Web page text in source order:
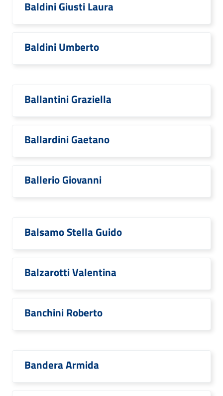
Baldini Giusti Laura
Baldini Umberto
Ballantini Graziella
Ballardini Gaetano
Ballerio Giovanni
Balsamo Stella Guido
Balzarotti Valentina
Banchini Roberto
Bandera Armida